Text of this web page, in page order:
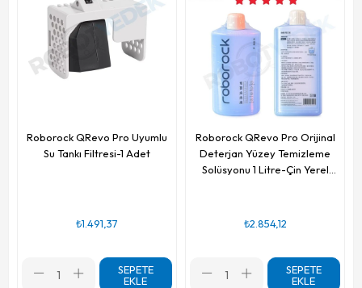
Roborock QRevo Pro Uyumlu
Su Tankı Filtresi-1 Adet
₺1.491,37
SEPETE
EKLE
Roborock QRevo Pro Orijinal
Deterjan Yüzey Temizleme
Solüsyonu 1 Litre-Çin Yerel
₺2.854,12
SEPETE
EKLE